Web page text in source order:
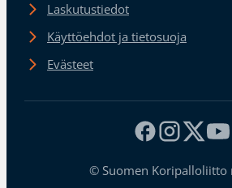
Laskutustiedot
Käyttöehdot ja tietosuoja
Evästeet
© Suomen Koripalloliitto